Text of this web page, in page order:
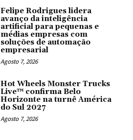
Felipe Rodrigues lidera
avanço da inteligência
artificial para pequenas e
médias empresas com
soluções de automação
empresarial
Agosto 7, 2026
Hot Wheels Monster Trucks
Live™ confirma Belo
Horizonte na turnê América
do Sul 2027
Agosto 7, 2026